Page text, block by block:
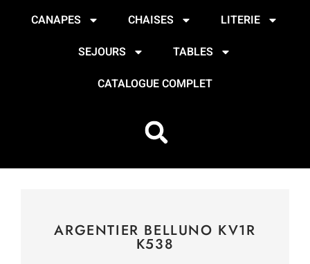
CANAPES CHAISES
LITERIE
SEJOURS
TABLES
CATALOGUE COMPLET
ARGENTIER BELLUNO KV1R
K538